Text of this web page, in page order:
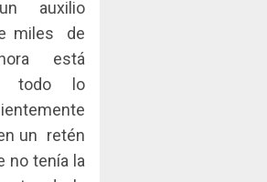
auxilio
miles de
está
todo lo
un retén
no tenía la